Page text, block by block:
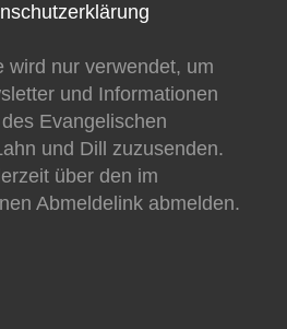
wird nur verwendet, um
und Informationen
Evangelischen
und Dill zuzusenden.
über den im
Abmeldelink abmelden.